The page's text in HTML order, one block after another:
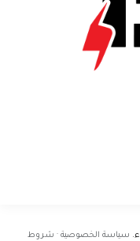
. سياسة الخصوصية · شروط